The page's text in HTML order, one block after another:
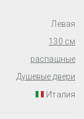
Левая
130 см
распашные
Душевые двери
Италия